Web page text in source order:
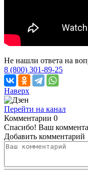
Не нашли ответа на
8 (800) 301-89-25
Наверх
Перейти на канал
Комментарии 0
Спасибо! Ваш
Добавить комментарий